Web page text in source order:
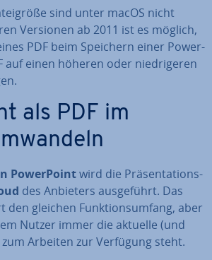
sind unter macOS nicht
Versionen ab 2011 ist es möglich,
PDF beim Speichern einer Power­
auf einen höheren oder nied­ri­ge­ren
als PDF im
Power­Pointwird die Prä­sen­ta­ti­ons-
des Anbieters aus­ge­führt. Das
den gleichen Funk­ti­ons­um­fang, aber
Nutzer immer die aktuelle (und
Arbeiten zur Verfügung steht.